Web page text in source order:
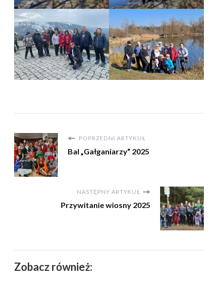
POPRZEDNI ARTYKUŁ
Bal „Gałganiarzy” 2025
NASTĘPNY ARTYKUŁ
Przywitanie wiosny 2025
Zobacz również: